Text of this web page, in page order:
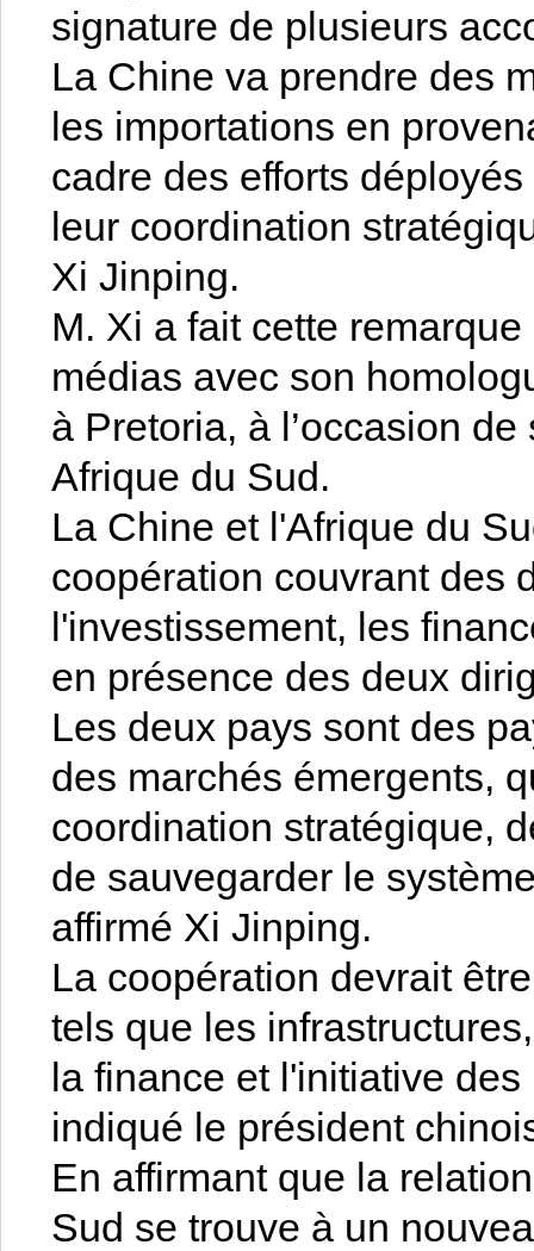
signature de plusieurs
La Chine va prendre des
les importations en
cadre des efforts
leur coordination
Xi Jinping.
M. Xi a fait cette
médias avec son
à Pretoria, à l’occasion
Afrique du Sud.
La Chine et l'Afrique du
coopération couvrant des
l'investissement, les
en présence des deux
Les deux pays sont des
des marchés émergents,
coordination stratégique,
de sauvegarder le
affirmé Xi Jinping.
La coopération devrait
tels que les
la finance et l'initiative
indiqué le président
En affirmant que la
Sud se trouve à un